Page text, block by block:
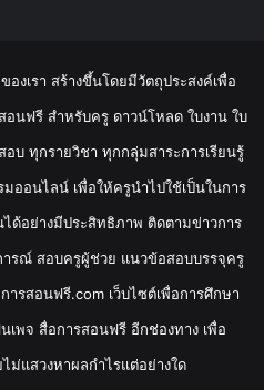
งเรา สร้างขึ้นโดยมีวัตถุประสงค์เพื่อ
นฟรี สำหรับครู ดาวน์โหลด ใบงาน ใบ
บ ทุกรายวิชา ทุกกลุ่มสาระการเรียนรู้
ออนไลน์ เพื่อให้ครูนำไปใช้เป็นในการ
ด้อย่างมีประสิทธิภาพ ติดตามข่าวการ
รณ์ สอบครูผู้ช่วย แนวข้อสอบบรรจุครู
รสอนฟรี.com เว็บไซต์เพื่อการศึกษา
เพจ สื่อการสอนฟรี อีกช่องทาง เพื่อ
แสวงหาผลกำไรแต่อย่างใด